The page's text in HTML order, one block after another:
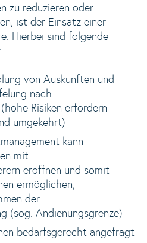
zu reduzieren oder
ist der Einsatz einer
Hierbei sind folgende
von Auskünften und
nach
Risiken erfordern
umgekehrt)
kann
mit
eröffnen und somit
ermöglichen,
der
(sog. Andienungsgrenze)
bedarfsgerecht angefragt